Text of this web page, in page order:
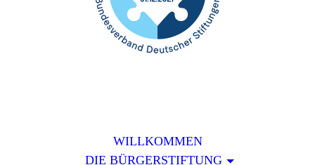
WILLKOMMEN
DIE BÜRGERSTIFTUNG